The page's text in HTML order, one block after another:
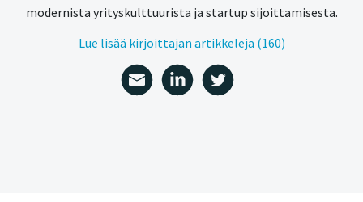
modernista yrityskulttuurista ja startup sijoittamisesta.
Lue lisää kirjoittajan artikkeleja (160)